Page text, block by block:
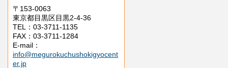
〒153-0063
東京都目黒区目黒2-4-36
TEL：03-3711-1135
FAX：03-3711-1284
E-mail：
info@megurokuchushokigyocent
er.jp